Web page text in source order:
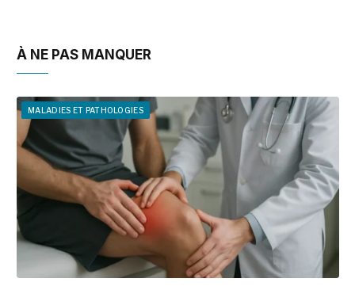
À NE PAS MANQUER
MALADIES ET PATHOLOGIES